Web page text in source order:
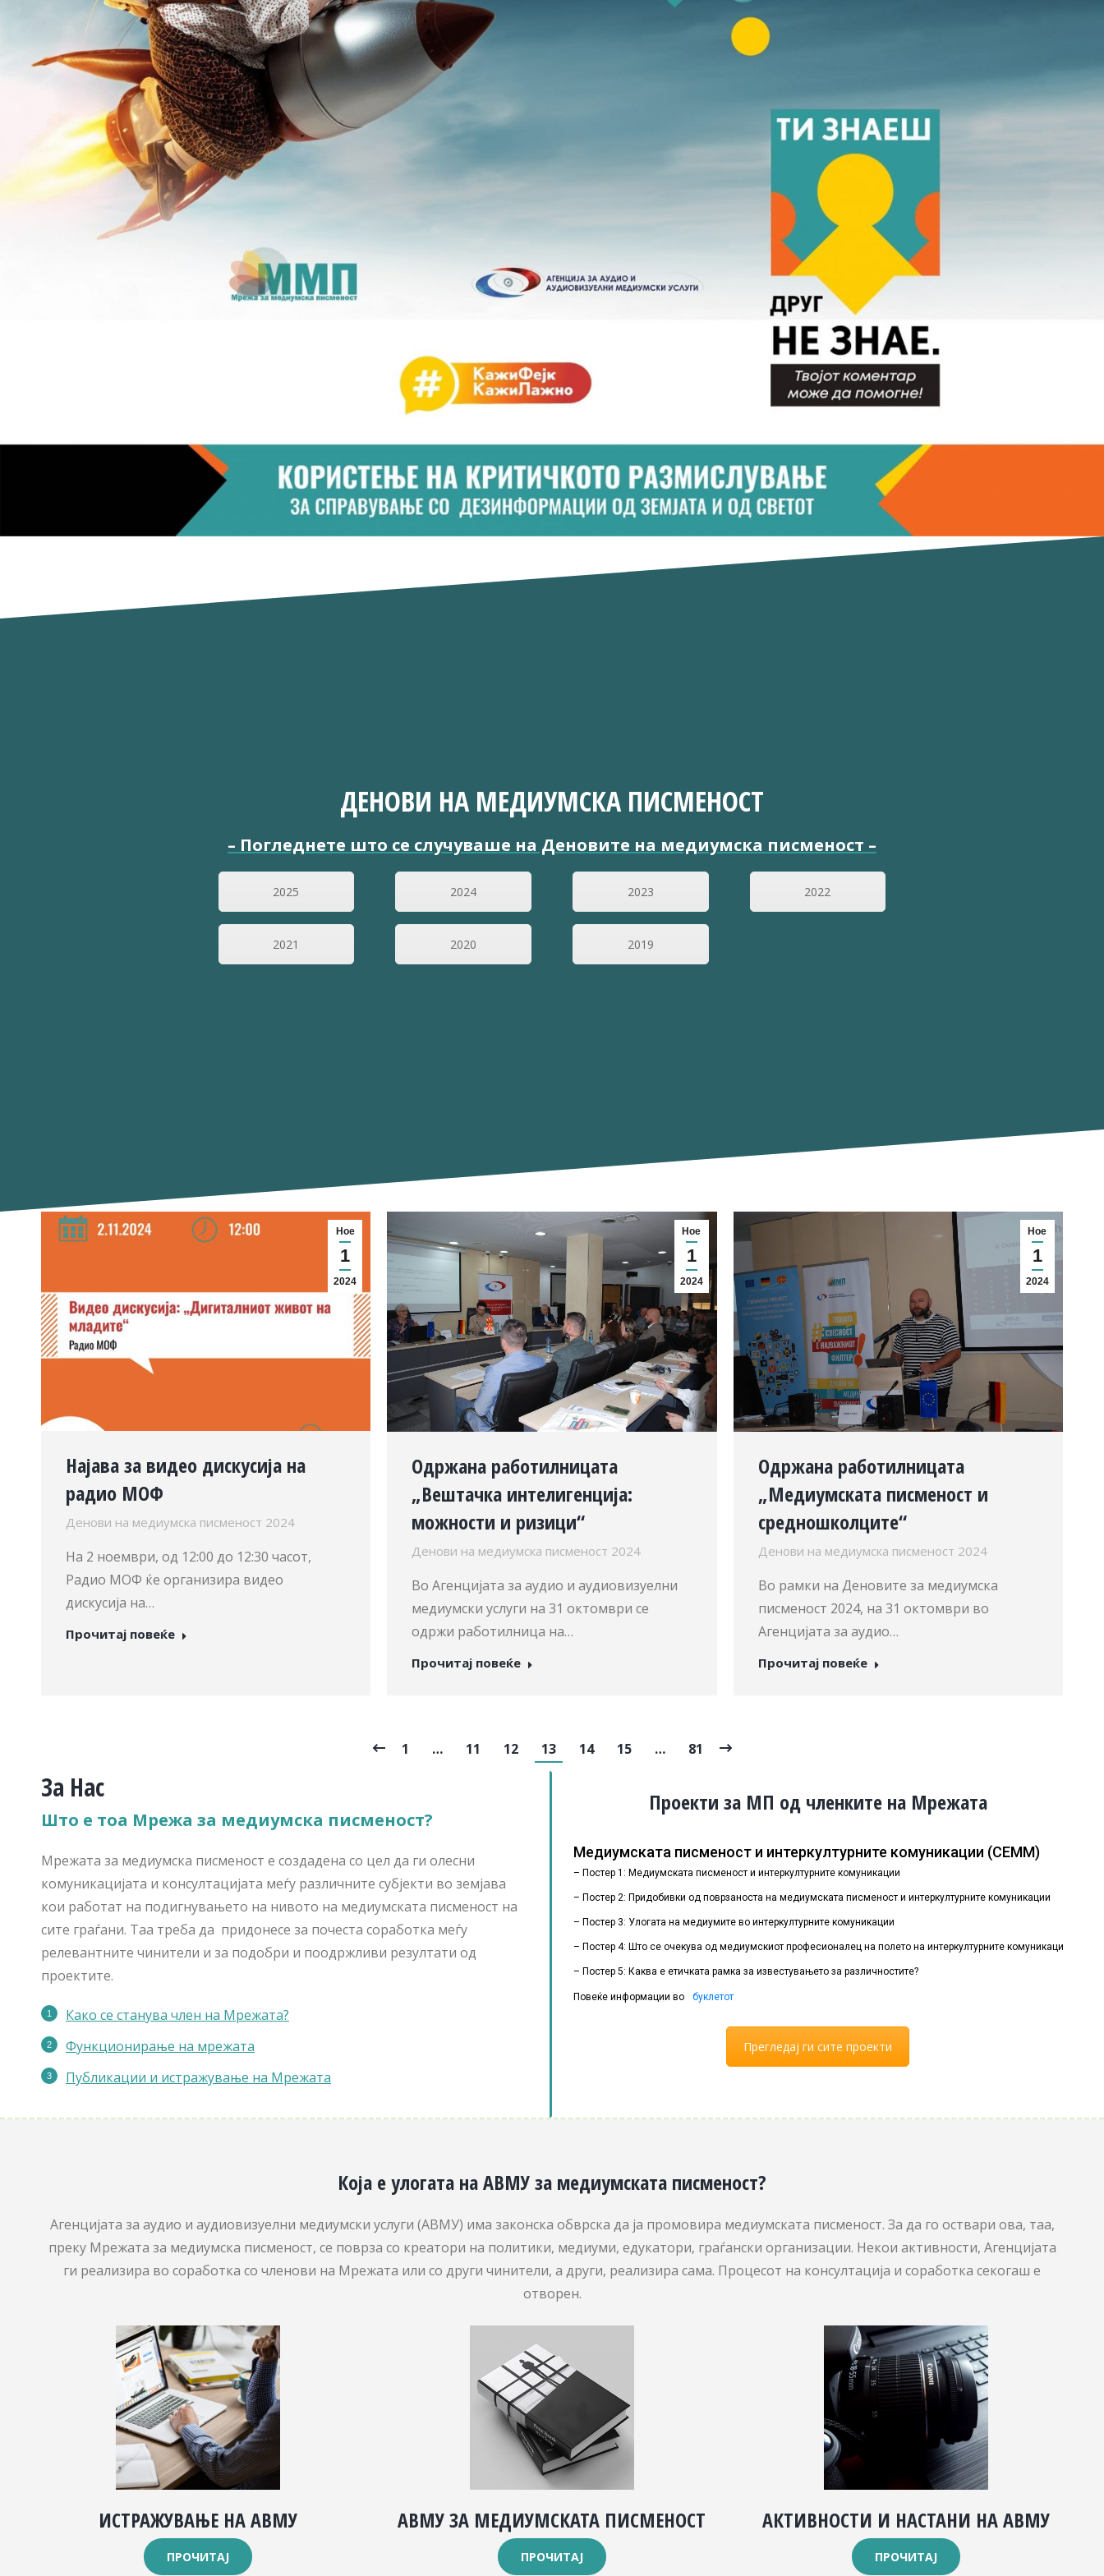
ДЕНОВИ НА МЕДИУМСКА ПИСМЕНОСТ
– Погледнете што се случуваше на Деновите на медиумска писменост –
2025 2024 2023 2022
2021 2020 2019
Ное
1
2024
Најава за видео дискусија на
радио МОФ
Денови на медиумска писменост 2024
На 2 ноември, од 12:00 до 12:30 часот,
Радио МОФ ќе организира видео
дискусија на…
Прочитај повеќе
Ное
1
2024
Одржана работилницата
„Вештачка интелигенција:
можности и ризици“
Денови на медиумска писменост 2024
Во Агенцијата за аудио и аудиовизуелни
медиумски услуги на 31 октомври се
одржи работилница на…
Прочитај повеќе
Ное
1
2024
Одржана работилницата
„Медиумската писменост и
средношколците“
Денови на медиумска писменост 2024
Во рамки на Деновите за медиумска
писменост 2024, на 31 октомври во
Агенцијата за аудио…
Прочитај повеќе
1 … 11 12 13 14 15 … 81
За Нас
Што е тоа Мрежа за медиумска писменост?
Мрежата за медиумска писменост е создадена со цел да ги олесни
комуникацијата и консултацијата меѓу различните субјекти во земјава
кои работат на подигнувањето на нивото на медиумската писменост на
сите граѓани. Таа треба да придонесе за почеста соработка меѓу
релевантните чинители и за подобри и поодржливи резултати од
проектите.
Како се станува член на Мрежата?
Функционирање на мрежата
Публикации и истражување на Мрежата
Проекти за МП од членките на Мрежата
– Постер 1: Медиумската писменост и интеркултурните комуникации
– Постер 2: Придобивки од поврзаноста на медиумската писменост и интеркултурните комуникации
– Постер 3: Улогата на медиумите во интеркултурните комуникации
– Постер 4: Што се очекува од медиумскиот професионалец на полето на интеркултурните комуникации?
– Постер 5: Каква е етичката рамка за известувањето за различностите?
Медиумската писменост и интеркултурните комуникации (СЕММ)
Повеќе информации во буклетот
Прегледај ги сите проекти
Која е улогата на АВМУ за медиумската писменост?
Агенцијата за аудио и аудиовизуелни медиумски услуги (АВМУ) има законска обврска да ја промовира медиумската писменост. За да го оствари ова, таа,
преку Мрежата за медиумска писменост, се поврза со креатори на политики, медиуми, едукатори, граѓански организации. Некои активности, Агенцијата
ги реализира во соработка со членови на Мрежата или со други чинители, а други, реализира сама. Процесот на консултација и соработка секогаш е
отворен.
ИСТРАЖУВАЊЕ НА АВМУ
ПРОЧИТАЈ
АВМУ ЗА МЕДИУМСКАТА ПИСМЕНОСТ
ПРОЧИТАЈ
АКТИВНОСТИ И НАСТАНИ НА АВМУ
ПРОЧИТАЈ